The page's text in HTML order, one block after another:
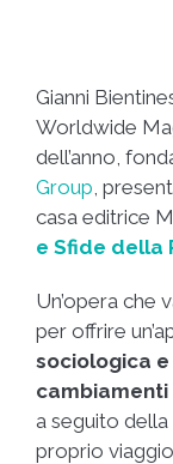
Gianni
Worldwide
dell’anno,
Group ,
casa editrice
e Sfide della
Un’opera che
per offrire
sociologica
a seguito della
proprio